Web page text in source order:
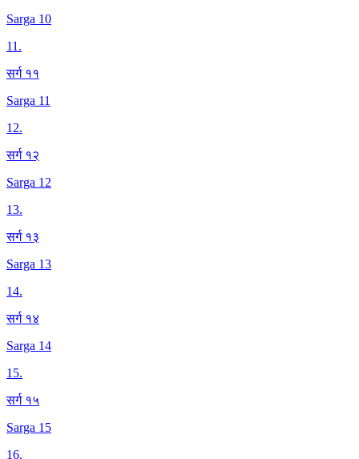
Sarga 10
11.
सर्ग ११
Sarga 11
12.
सर्ग १२
Sarga 12
13.
सर्ग १३
Sarga 13
14.
सर्ग १४
Sarga 14
15.
सर्ग १५
Sarga 15
16.